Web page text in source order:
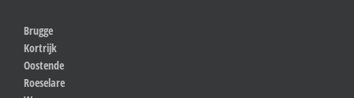
Brugge
Kortrijk
Oostende
Roeselare